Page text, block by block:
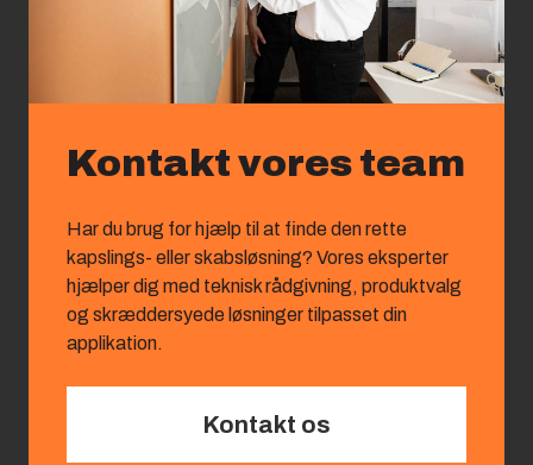
Kontakt vores team
Har du brug for hjælp til at finde den rette
kapslings‑ eller skabsløsning? Vores eksperter
hjælper dig med teknisk rådgivning, produktvalg
og skræddersyede løsninger tilpasset din
applikation.
Kontakt os